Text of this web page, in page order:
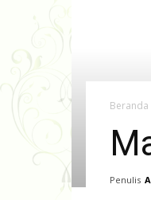
Beranda
Penulis